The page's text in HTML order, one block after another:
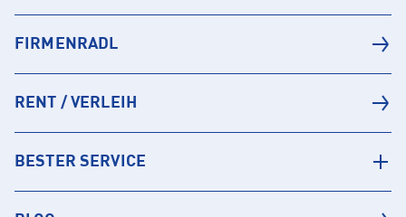
FIRMENRADL
RENT / VERLEIH
BESTER SERVICE